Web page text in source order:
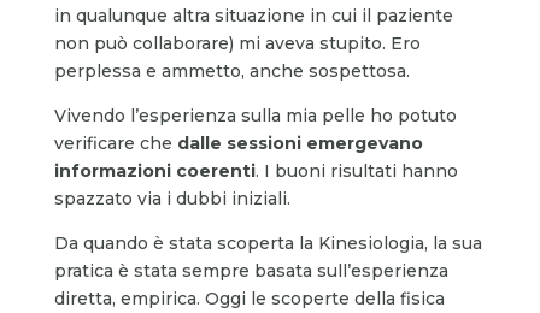
in qualunque altra situazione in cui il paziente
non può collaborare) mi aveva stupito. Ero
perplessa e ammetto, anche sospettosa.
Vivendo l’esperienza sulla mia pelle ho potuto
verificare che dalle sessioni emergevano
informazioni coerenti. I buoni risultati hanno
spazzato via i dubbi iniziali.
Da quando è stata scoperta la Kinesiologia, la sua
pratica è stata sempre basata sull’esperienza
diretta, empirica. Oggi le scoperte della fisica